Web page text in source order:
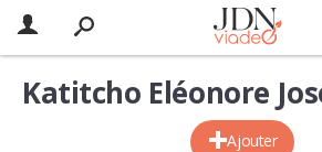
Ajouter
Katitcho Eléonore